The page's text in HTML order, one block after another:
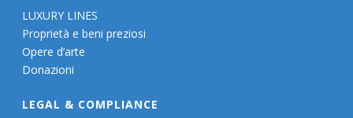
LUXURY LINES
Proprietà e beni preziosi
Opere d’arte
Donazioni
LEGAL & COMPLIANCE